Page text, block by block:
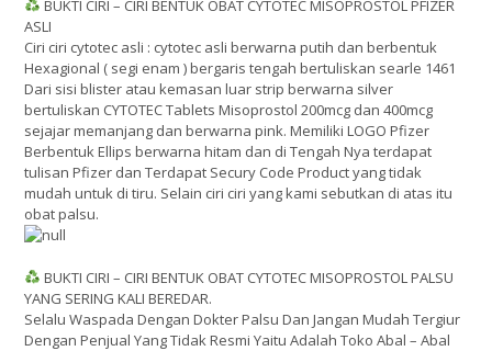
BUKTI CIRI – CIRI BENTUK OBAT CYTOTEC MISOPROSTOL PFIZER
ASLI
Ciri ciri cytotec asli : cytotec asli berwarna putih dan berbentuk
Hexagional ( segi enam ) bergaris tengah bertuliskan searle 1461
Dari sisi blister atau kemasan luar strip berwarna silver
bertuliskan CYTOTEC Tablets Misoprostol 200mcg dan 400mcg
sejajar memanjang dan berwarna pink. Memiliki LOGO Pfizer
Berbentuk Ellips berwarna hitam dan di Tengah Nya terdapat
tulisan Pfizer dan Terdapat Secury Code Product yang tidak
mudah untuk di tiru. Selain ciri ciri yang kami sebutkan di atas itu
obat palsu.
BUKTI CIRI – CIRI BENTUK OBAT CYTOTEC MISOPROSTOL PALSU
YANG SERING KALI BEREDAR.
Selalu Waspada Dengan Dokter Palsu Dan Jangan Mudah Tergiur
Dengan Penjual Yang Tidak Resmi Yaitu Adalah Toko Abal – Abal